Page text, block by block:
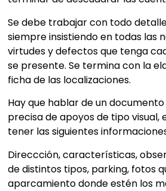
Se debe trabajar con todo
siempre insistiendo en todas las
virtudes y defectos que tenga
se presente. Se termina con la
ficha de las localizaciones.
Hay que hablar de un
precisa de apoyos de tipo visual,
tener las siguientes
Direccción, características,
de distintos tipos, parking, fotos
aparcamiento donde estén los